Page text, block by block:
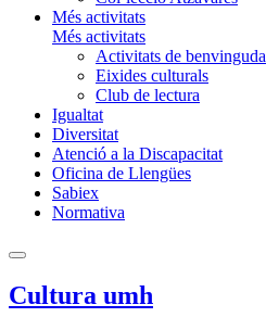
Més activitats
Més activitats
Activitats de benvinguda
Eixides culturals
Club de lectura
Igualtat
Diversitat
Atenció a la Discapacitat
Oficina de Llengües
Sabiex
Normativa
Cultura umh